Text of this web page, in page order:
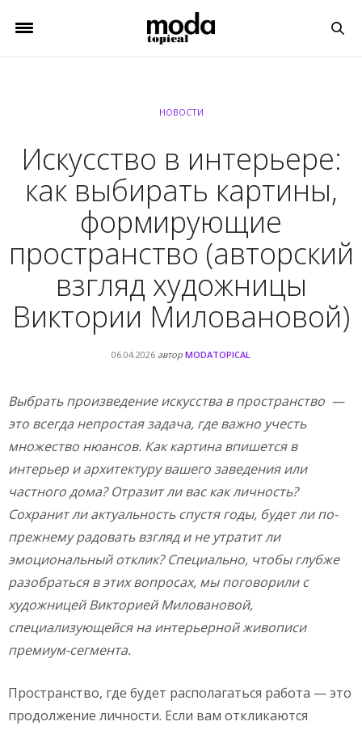
НОВОСТИ
Искусство в интерьере:
как выбирать картины,
формирующие
пространство (авторский
взгляд художницы
Виктории Миловановой)
06.04.2026 автор MODATOPICAL
Выбрать произведение искусства в пространство —
это всегда непростая задача, где важно учесть
множество нюансов. Как картина впишется в
интерьер и архитектуру вашего заведения или
частного дома? Отразит ли вас как личность?
Сохранит ли актуальность спустя годы, будет ли по-
прежнему радовать взгляд и не утратит ли
эмоциональный отклик? Специально, чтобы глубже
разобраться в этих вопросах, мы поговорили с
художницей Викторией Миловановой,
специализующейся на интерьерной живописи
премиум-сегмента.
Пространство, где будет располагаться работа — это
продолжение личности. Если вам откликаются